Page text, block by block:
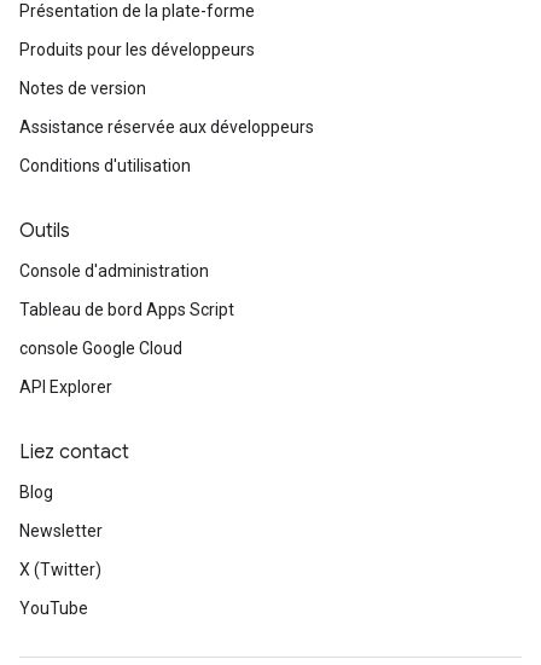
Présentation de la plate-forme
Produits pour les développeurs
Notes de version
Assistance réservée aux développeurs
Conditions d'utilisation
Outils
Console d'administration
Tableau de bord Apps Script
console Google Cloud
API Explorer
Liez contact
Blog
Newsletter
X (Twitter)
YouTube